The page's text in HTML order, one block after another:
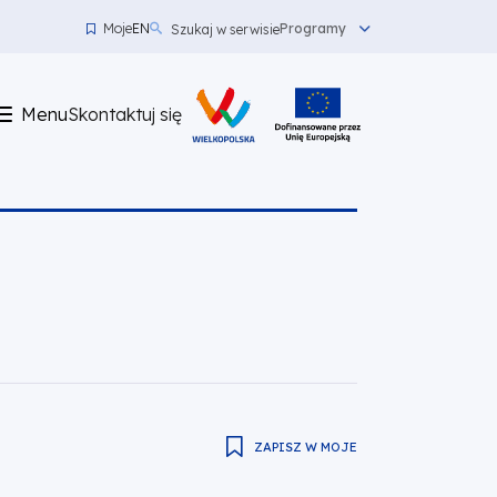
MojeEN
top
left
Szukaj w serwisieProgramy
Menu
Skontaktuj
Skontaktuj się
ZAPISZ W MOJE